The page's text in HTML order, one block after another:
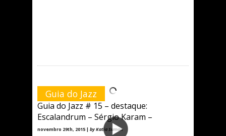
Guia do Jazz
Guia do Jazz # 15 – destaque:
Escalandrum – Sérgio Karam –
novembro 29th, 2015 | by Katia Suman